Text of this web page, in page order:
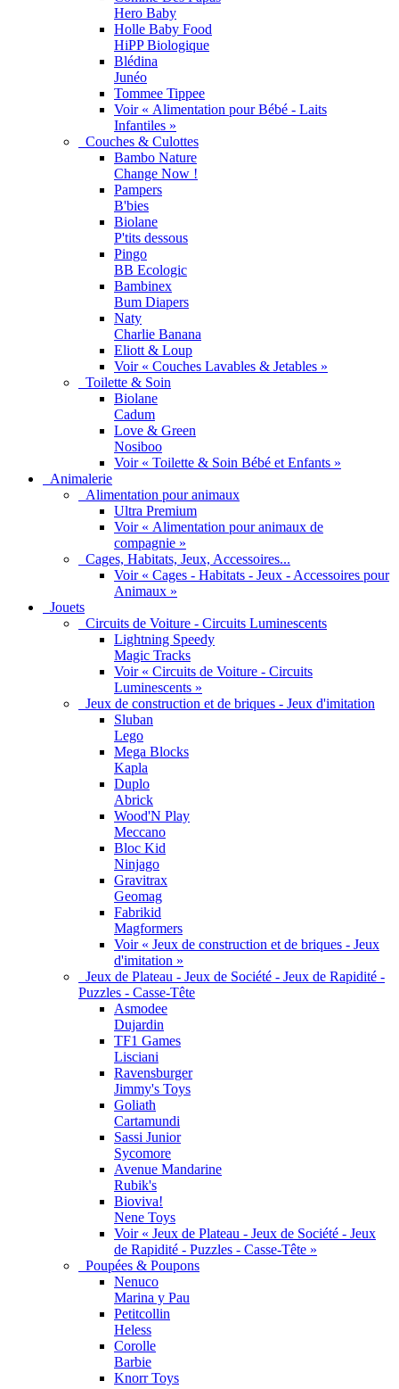
Hero Baby
Holle Baby Food
HiPP Biologique
Blédina
Junéo
Tommee Tippee
Voir « Alimentation pour Bébé - Laits
Infantiles »
Couches & Culottes
Bambo Nature
Change Now !
Pampers
B'bies
Biolane
P'tits dessous
Pingo
BB Ecologic
Bambinex
Bum Diapers
Naty
Charlie Banana
Eliott & Loup
Voir « Couches Lavables & Jetables »
Toilette & Soin
Biolane
Cadum
Love & Green
Nosiboo
Voir « Toilette & Soin Bébé et Enfants »
Animalerie
Alimentation pour animaux
Ultra Premium
Voir « Alimentation pour animaux de
compagnie »
Cages, Habitats, Jeux, Accessoires...
Voir « Cages - Habitats - Jeux - Accessoires pour
Animaux »
Jouets
Circuits de Voiture - Circuits Luminescents
Lightning Speedy
Magic Tracks
Voir « Circuits de Voiture - Circuits
Luminescents »
Jeux de construction et de briques - Jeux d'imitation
Sluban
Lego
Mega Blocks
Kapla
Duplo
Abrick
Wood'N Play
Meccano
Bloc Kid
Ninjago
Gravitrax
Geomag
Fabrikid
Magformers
Voir « Jeux de construction et de briques - Jeux
d'imitation »
Jeux de Plateau - Jeux de Société - Jeux de Rapidité -
Puzzles - Casse-Tête
Asmodee
Dujardin
TF1 Games
Lisciani
Ravensburger
Jimmy's Toys
Goliath
Cartamundi
Sassi Junior
Sycomore
Avenue Mandarine
Rubik's
Bioviva!
Nene Toys
Voir « Jeux de Plateau - Jeux de Société - Jeux
de Rapidité - Puzzles - Casse-Tête »
Poupées & Poupons
Nenuco
Marina y Pau
Petitcollin
Heless
Corolle
Barbie
Knorr Toys